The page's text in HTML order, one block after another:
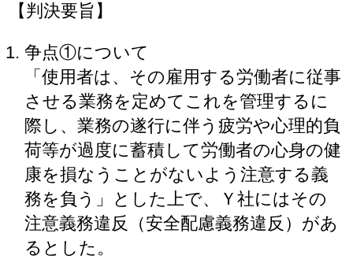
【判決要旨】
争点①について
「使用者は、その雇用する労働者に従事
させる業務を定めてこれを管理するに
際し、業務の遂行に伴う疲労や心理的負
荷等が過度に蓄積して労働者の心身の健
康を損なうことがないよう注意する義
務を負う」とした上で、Ｙ社にはその
注意義務違反（安全配慮義務違反）があ
るとした。